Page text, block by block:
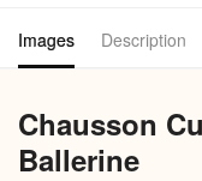
Images Description
Chausson
Ballerine